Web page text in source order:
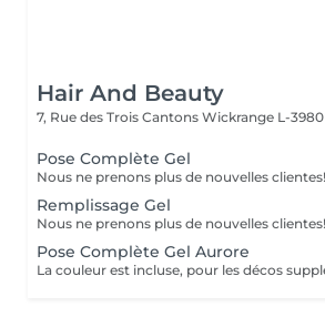
Hair And Beauty
7, Rue des Trois Cantons Wickrange L-3980
Pose Complète Gel
Remplissage Gel
Pose Complète Gel Aurore